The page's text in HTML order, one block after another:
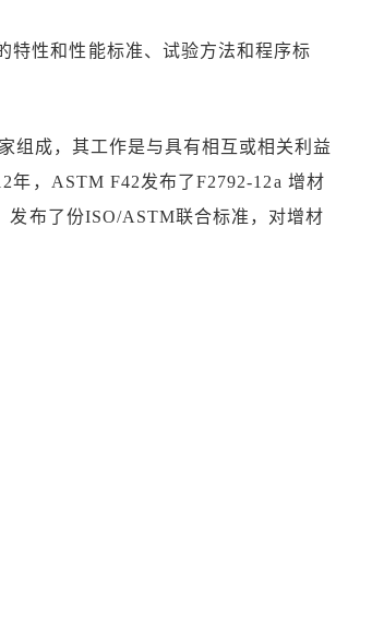
特性和性能标准、试验方法和程序标
成，其工作是与具有相互或相关利益
年，ASTM F42发布了F2792-12a 增材
发布了份ISO/ASTM联合标准，对增材